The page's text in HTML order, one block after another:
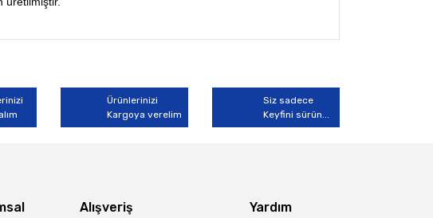
formunu kullanarak tarafımıza iletebilirsiniz.
Ürünlerinizi
Kargoya verelim
Siz sadece
Keyfini sürün...
Alışveriş Yardım